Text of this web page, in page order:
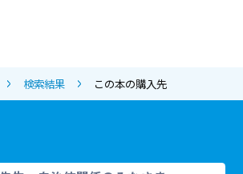
検索結果 この本の購入先